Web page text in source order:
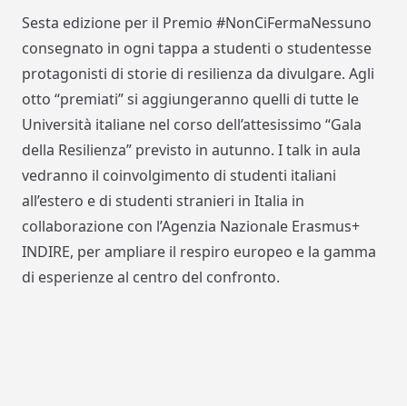
Sesta edizione per il Premio #NonCiFermaNessuno
consegnato in ogni tappa a studenti o studentesse
protagonisti di storie di resilienza da divulgare. Agli
otto “premiati” si aggiungeranno quelli di tutte le
Università italiane nel corso dell’attesissimo “Gala
della Resilienza” previsto in autunno. Italk in aula
vedranno il coinvolgimento di studenti italiani
all’estero e di studenti stranieri in Italia in
collaborazione con l’Agenzia Nazionale Erasmus+
INDIRE, per ampliare il respiro europeo e la gamma
di esperienze al centro del confronto.